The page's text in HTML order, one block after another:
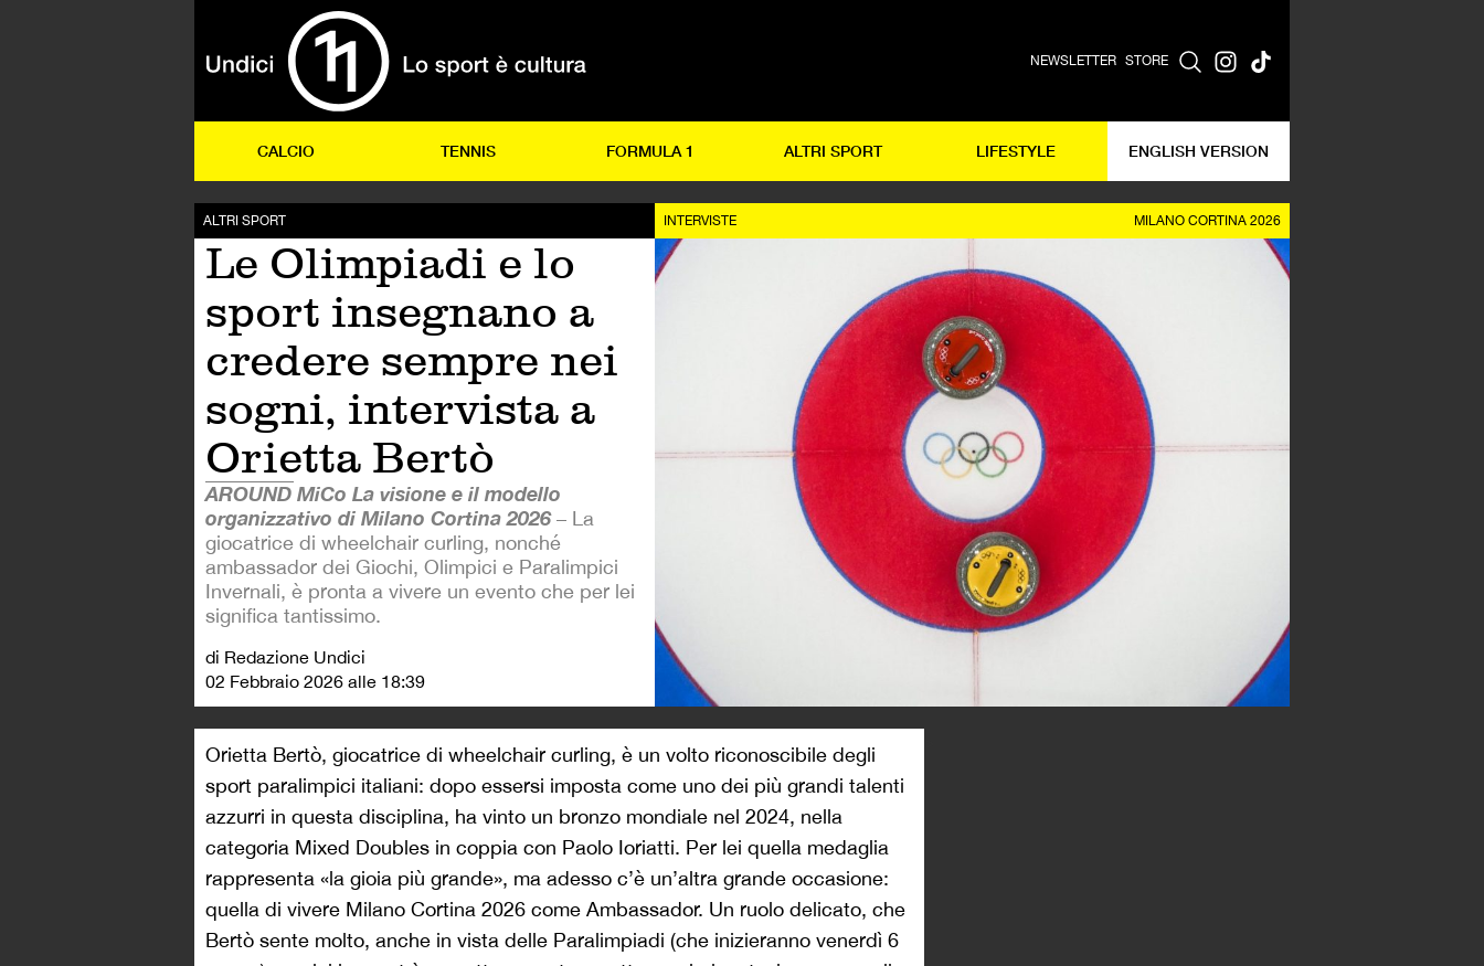
NEWSLETTER STORE
CALCIO TENNIS FORMULA 1 ALTRI SPORT LIFESTYLE ENGLISH VERSION
ALTRI SPORT
Le Olimpiadi e lo
sport insegnano a
credere sempre nei
sogni, intervista a
Orietta Bertò
AROUND MiCo La visione e il modello
organizzativo di Milano Cortina 2026– La
giocatrice di wheelchair curling, nonché
ambassador dei Giochi, Olimpici e Paralimpici
Invernali, è pronta a vivere un evento che per lei
significa tantissimo.
di Redazione Undici
02 Febbraio 2026 alle 18:39
INTERVISTE MILANO CORTINA 2026
Orietta Bertò, giocatrice di wheelchair curling, è un volto riconoscibile degli
sport paralimpici italiani: dopo essersi imposta come uno dei più grandi talenti
azzurri in questa disciplina, ha vinto un bronzo mondiale nel 2024, nella
categoria Mixed Doubles in coppia con Paolo Ioriatti. Per lei quella medaglia
rappresenta «la gioia più grande», ma adesso c’è un’altra grande occasione:
quella di vivere Milano Cortina 2026 come Ambassador. Un ruolo delicato, che
Bertò sente molto, anche in vista delle Paralimpiadi (che inizieranno venerdì 6